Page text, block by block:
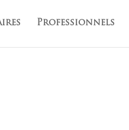
Professionnels